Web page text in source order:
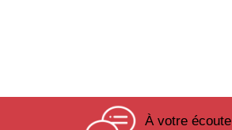
À votre écoute